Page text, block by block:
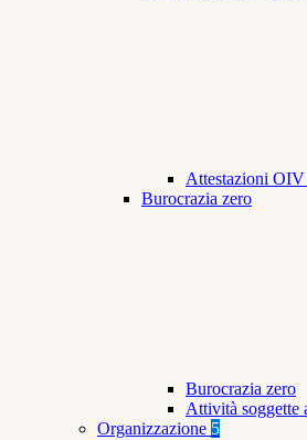
Attestazioni OIV
Burocrazia zero
Burocrazia zero
Attività soggette
Organizzazione 5